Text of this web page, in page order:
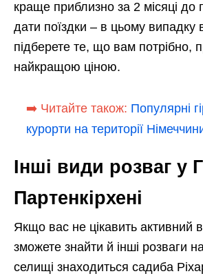
краще приблизно за 2 місяці до
дати поїздки – в цьому випадку
підберете те, що вам потрібно,
найкращою ціною.
➡️ Читайте також: Популярні
курорти на території
Інші види розваг у
Партенкірхені
Якщо вас не цікавить активний
зможете знайти й інші розваги
селищі знаходиться садиба